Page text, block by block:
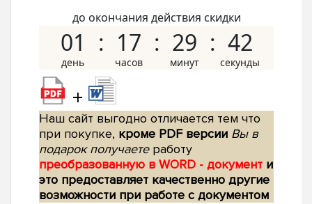
до окончания действия скидки
01 17 29 41
+
Наш сайт выгодно отличается тем что
при покупке, кроме PDF версии Вы в
подарок получаетеработу
преобразованную в WORD - документ и
это предоставляет качественно другие
возможности при работе с документом